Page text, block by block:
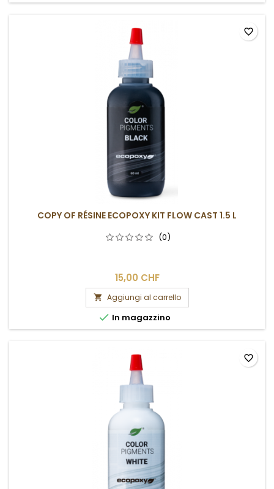
COPY OF RÉSINE ECOPOXY KIT FLOW CAST 1.5 L
(0)
15,00 CHF
 Aggiungi al carrello
 In magazzino
favorite_border
favorite_border